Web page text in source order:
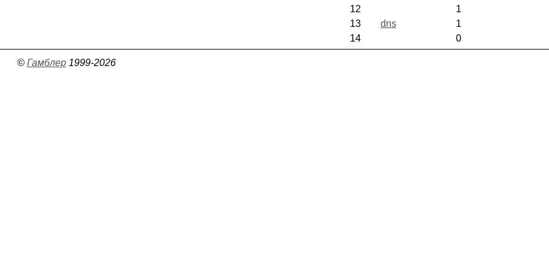
12
1
13
dns
1
14
0
© Гамблер1999-2026